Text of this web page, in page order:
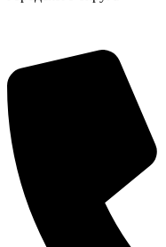
Администрация